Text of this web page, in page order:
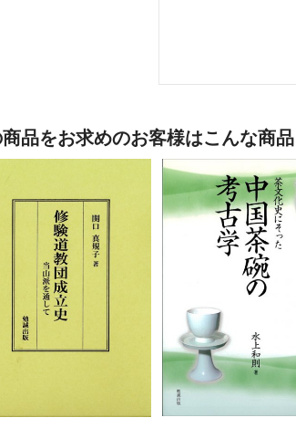
品をお求めのお客様はこんな商品